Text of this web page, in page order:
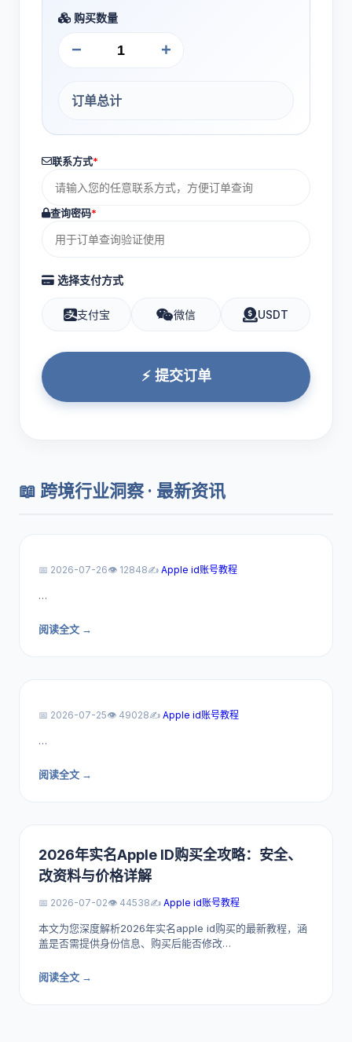
购买数量
− +
订单总计
联系方式*
查询密码*
选择支付方式
支付宝 微信 USDT
⚡ 提交订单
📖 跨境行业洞察 · 最新资讯
📅 2026-07-26👁️ 12848✍️ Apple id账号教程
…
阅读全文 →
📅 2026-07-25👁️ 49028✍️ Apple id账号教程
…
阅读全文 →
2026年实名Apple ID购买全攻略：安全、
改资料与价格详解
📅 2026-07-02👁️ 44538✍️ Apple id账号教程
本文为您深度解析2026年实名apple id购买的最新教程，涵
盖是否需提供身份信息、购买后能否修改…
阅读全文 →